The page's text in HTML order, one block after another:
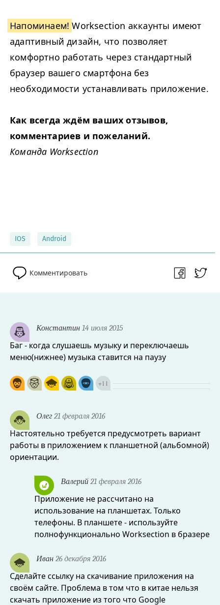
Напоминаем! Worksection аккаунты имеют
адаптивный дизайн, что позволяет
комфортно работать через стандартный
браузер вашего смартфона без
необходимости устанавливать приложение.
Как всегда ждём ваших отзывов,
комментариев и пожеланий.
Команда Worksection
IOS Android
Комментировать
Константин 14 июля 2015
Баг - когда слушаешь музыку и переключаешь
меню(нижнее) музыка ставится на паузу
+11
Олег 21 февраля 2016
Настоятельно требуется предусмотреть вариант
работы в приложением к планшетной (альбомной)
ориентации.
Валерий 21 февраля 2016
Приложение не рассчитано на
использование на планшетах. Только
телефоны. В планшете - используйте
полнофункционально Worksection в бразере
Иван 26 декабря 2016
Сделайте ссылку на скачивание приложения на
своём сайте. Проблема в том что в китае нельзя
скачать приложение из того что Google